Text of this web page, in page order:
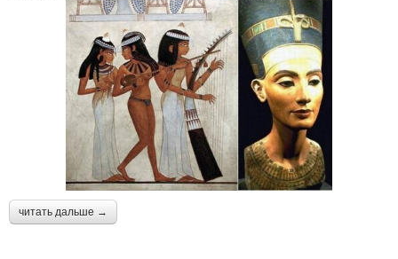
читать дальше →